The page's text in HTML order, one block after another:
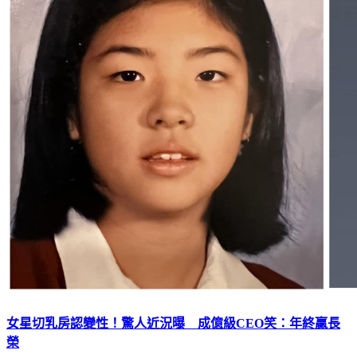
女星切乳房認變性！驚人近況曝 成億級CEO笑：年終贏長